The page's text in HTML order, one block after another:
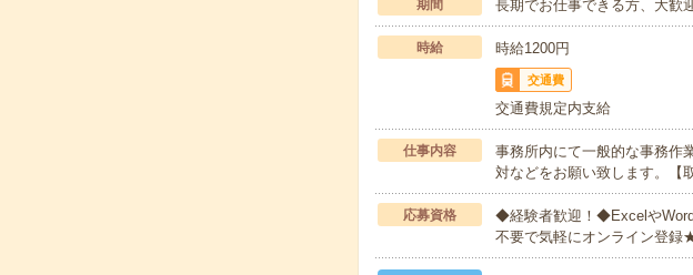
期間 長期でお仕事できる方、大歓
時給 時給1200円
交通費
交通費規定内支給
仕事内容
事務所内にて一般的な事務作
対などをお願い致します。【
応募資格
◆経験者歓迎！◆Excelや
不要で気軽にオンライン登